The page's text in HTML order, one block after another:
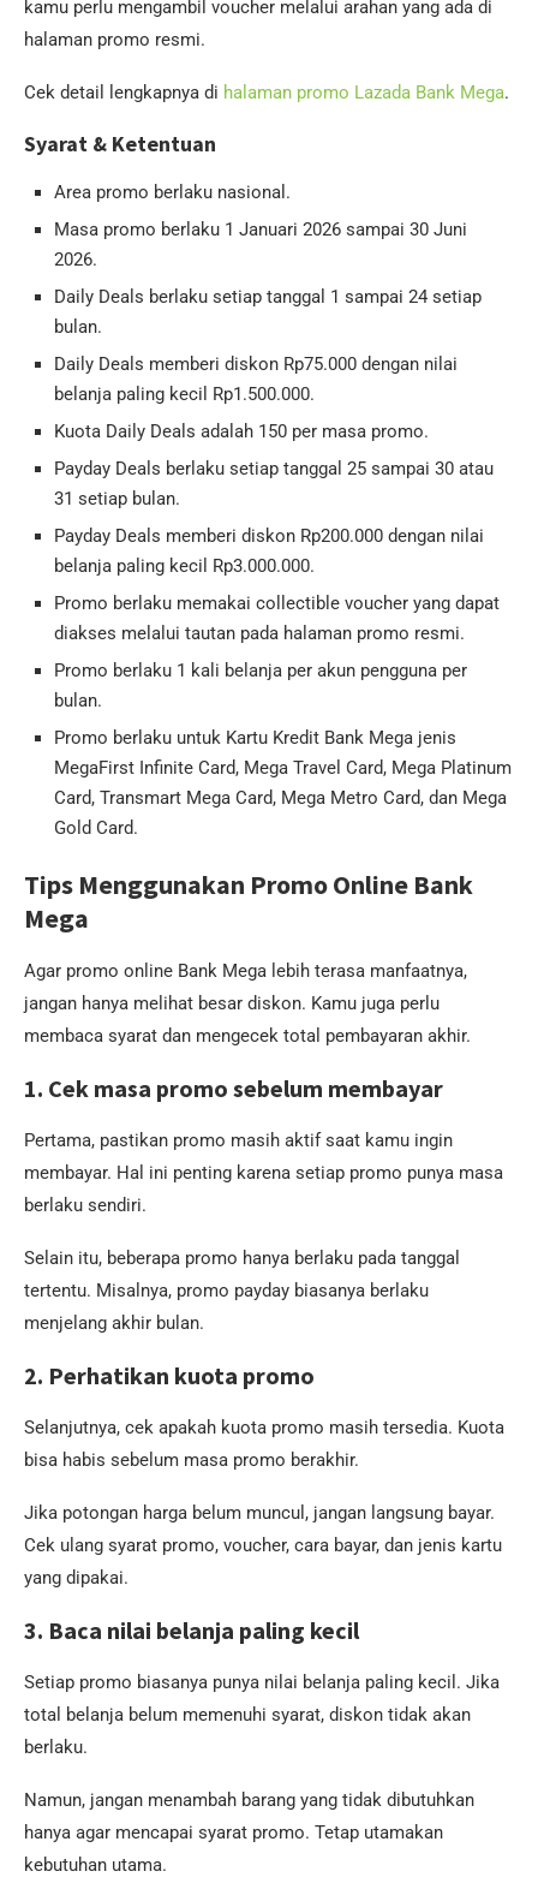
kamu perlu mengambil voucher melalui arahan yang ada di
halaman promo resmi.
Cek detail lengkapnya di halaman promo Lazada Bank Mega.
Syarat & Ketentuan
Area promo berlaku nasional.
Masa promo berlaku 1 Januari 2026 sampai 30 Juni
2026.
Daily Deals berlaku setiap tanggal 1 sampai 24 setiap
bulan.
Daily Deals memberi diskon Rp75.000 dengan nilai
belanja paling kecil Rp1.500.000.
Kuota Daily Deals adalah 150 per masa promo.
Payday Deals berlaku setiap tanggal 25 sampai 30 atau
31 setiap bulan.
Payday Deals memberi diskon Rp200.000 dengan nilai
belanja paling kecil Rp3.000.000.
Promo berlaku memakai collectible voucher yang dapat
diakses melalui tautan pada halaman promo resmi.
Promo berlaku 1 kali belanja per akun pengguna per
bulan.
Promo berlaku untuk Kartu Kredit Bank Mega jenis
MegaFirst Infinite Card, Mega Travel Card, Mega Platinum
Card, Transmart Mega Card, Mega Metro Card, dan Mega
Gold Card.
Tips Menggunakan Promo Online Bank
Mega
Agar promo online Bank Mega lebih terasa manfaatnya,
jangan hanya melihat besar diskon. Kamu juga perlu
membaca syarat dan mengecek total pembayaran akhir.
1. Cek masa promo sebelum membayar
Pertama, pastikan promo masih aktif saat kamu ingin
membayar. Hal ini penting karena setiap promo punya masa
berlaku sendiri.
Selain itu, beberapa promo hanya berlaku pada tanggal
tertentu. Misalnya, promo payday biasanya berlaku
menjelang akhir bulan.
2. Perhatikan kuota promo
Selanjutnya, cek apakah kuota promo masih tersedia. Kuota
bisa habis sebelum masa promo berakhir.
Jika potongan harga belum muncul, jangan langsung bayar.
Cek ulang syarat promo, voucher, cara bayar, dan jenis kartu
yang dipakai.
3. Baca nilai belanja paling kecil
Setiap promo biasanya punya nilai belanja paling kecil. Jika
total belanja belum memenuhi syarat, diskon tidak akan
berlaku.
Namun, jangan menambah barang yang tidak dibutuhkan
hanya agar mencapai syarat promo. Tetap utamakan
kebutuhan utama.